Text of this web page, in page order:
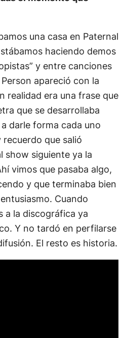
una casa en Paternal
haciendo demos
y entre canciones
apareció con la
realidad era una frase que
que se desarrollaba
darle forma cada uno
que salió
show siguiente ya la
vimos que pasaba algo,
y que terminaba bien
Cuando
a la discográfica ya
Y no tardó en perfilarse
El resto es historia.